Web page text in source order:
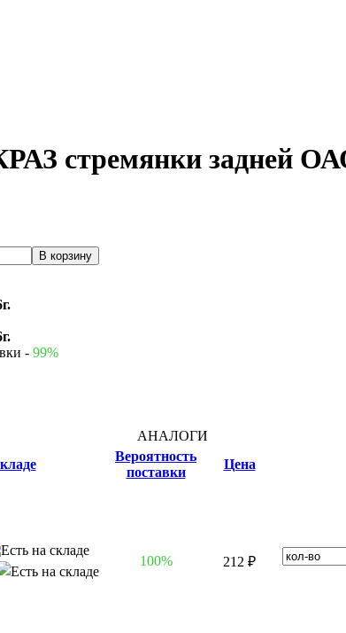
стремянки задней
- 99%
АНАЛОГИ
Вероятность
поставки
Цена
100% 212 ₽